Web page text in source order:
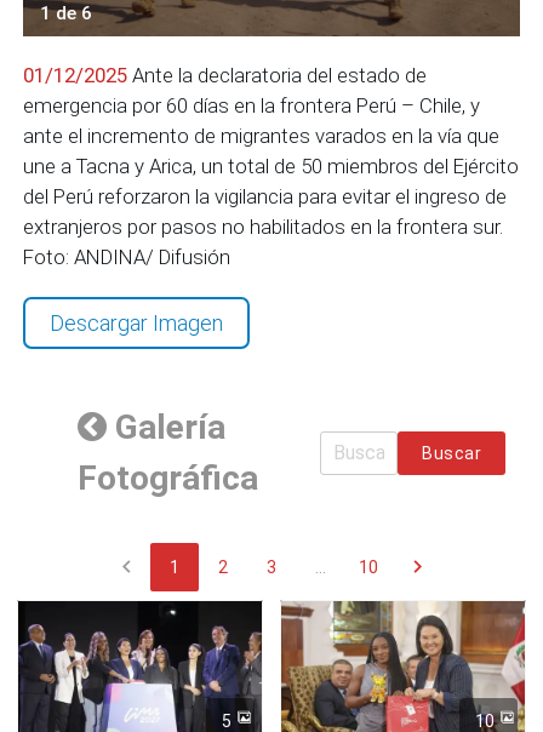
1 de 6
01/12/2025 Ante la declaratoria del estado de
emergencia por 60 días en la frontera Perú – Chile, y
ante el incremento de migrantes varados en la vía que
une a Tacna y Arica, un total de 50 miembros del Ejército
del Perú reforzaron la vigilancia para evitar el ingreso de
extranjeros por pasos no habilitados en la frontera sur.
Foto: ANDINA/ Difusión
Descargar Imagen
Galería
Fotográfica
Buscar
chevron_left 1 2 3 10 chevron_right
5 10